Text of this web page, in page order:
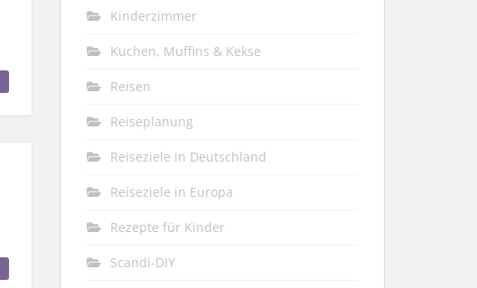
Kinderzimmer
Kuchen, Muffins & Kekse
Reisen
Reiseplanung
Reiseziele in Deutschland
Reiseziele in Europa
Rezepte für Kinder
Scandi-DIY